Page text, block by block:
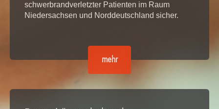
schwerbrandverletzter Patienten im Raum
Niedersachsen und Norddeutschland sicher.
mehr